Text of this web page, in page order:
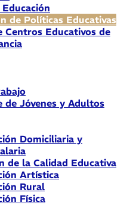
de Políticas Educativas
Centros Educativos de
de Jóvenes y Adultos
Domiciliaria y
de la Calidad Educativa
Artística
Rural
Física